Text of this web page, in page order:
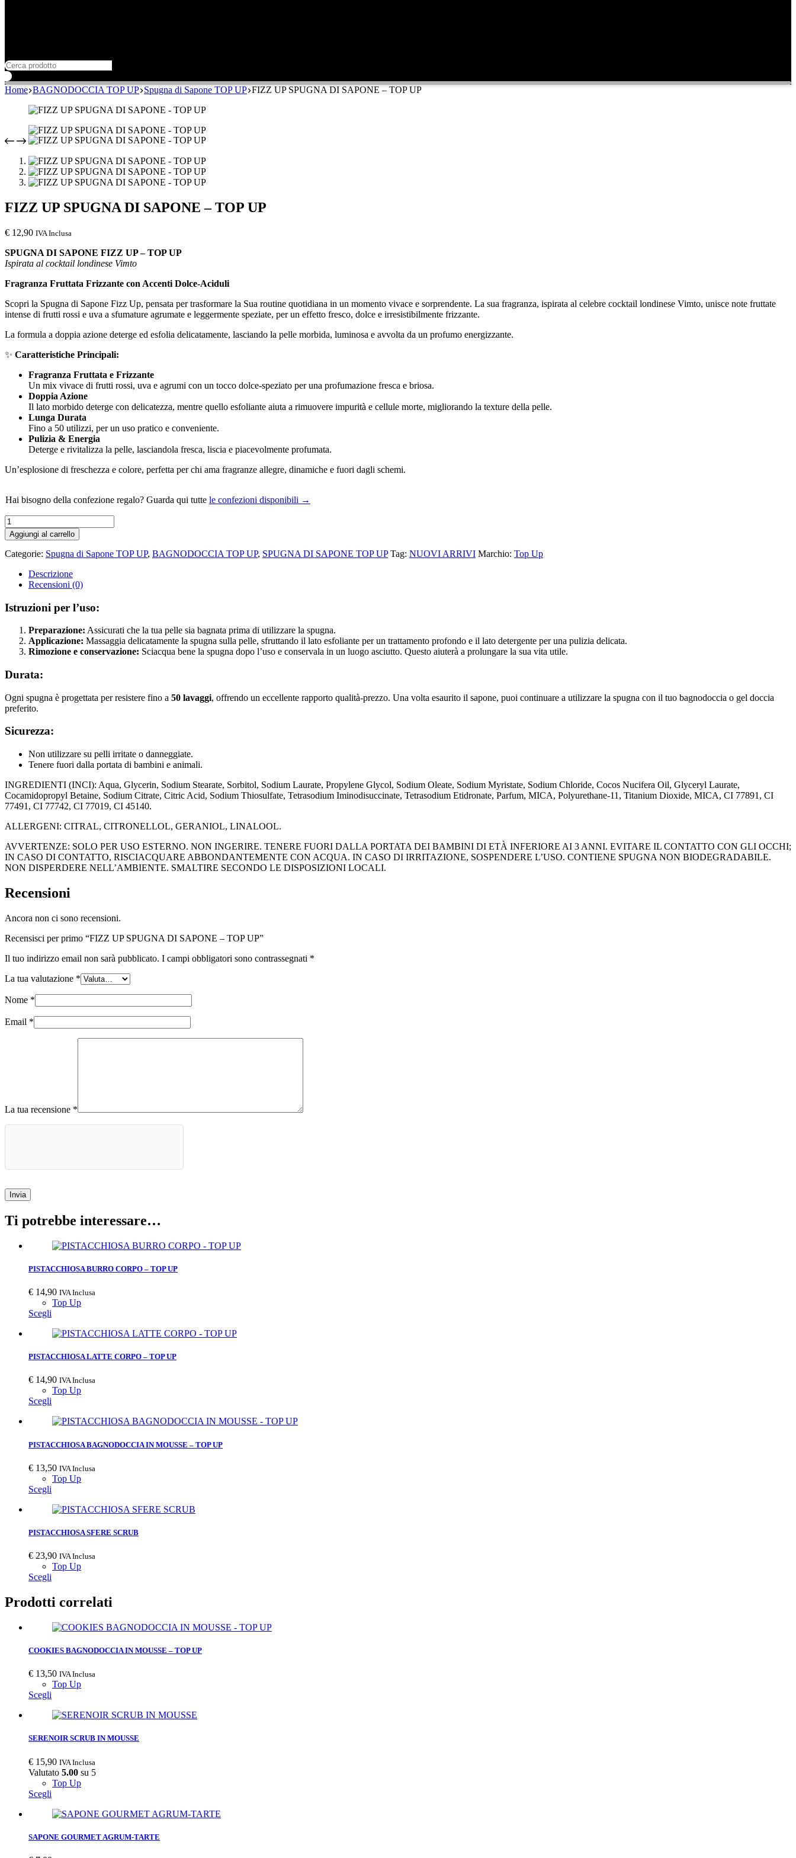
Home BAGNODOCCIA TOP UP Spugna di Sapone TOP UP FIZZ UP SPUGNA DI SAPONE – TOP UP
FIZZ UP SPUGNA DI SAPONE – TOP UP
€ 12,90 IVA Inclusa
SPUGNA DI SAPONE FIZZ UP – TOP UP
Ispirata al cocktail londinese Vimto
Fragranza Fruttata Frizzante con Accenti Dolce-Aciduli
Scopri la Spugna di Sapone Fizz Up, pensata per trasformare la Sua routine quotidiana in un momento vivace e sorprendente. La sua fragranza, ispirata al celebre cocktail londinese Vimto, unisce note fruttate
intense di frutti rossi e uva a sfumature agrumate e leggermente speziate, per un effetto fresco, dolce e irresistibilmente frizzante.
La formula a doppia azione deterge ed esfolia delicatamente, lasciando la pelle morbida, luminosa e avvolta da un profumo energizzante.
✨ Caratteristiche Principali:
Fragranza Fruttata e Frizzante
Un mix vivace di frutti rossi, uva e agrumi con un tocco dolce-speziato per una profumazione fresca e briosa.
Doppia Azione
Il lato morbido deterge con delicatezza, mentre quello esfoliante aiuta a rimuovere impurità e cellule morte, migliorando la texture della pelle.
Lunga Durata
Fino a 50 utilizzi, per un uso pratico e conveniente.
Pulizia & Energia
Deterge e rivitalizza la pelle, lasciandola fresca, liscia e piacevolmente profumata.
Un’esplosione di freschezza e colore, perfetta per chi ama fragranze allegre, dinamiche e fuori dagli schemi.
Hai bisogno della confezione regalo? Guarda qui tutte le confezioni disponibili →
FIZZ
UP
SPUGNA
DI
TOP
quantità
Aggiungi al carrello
Categorie: Spugna di Sapone TOP UP, BAGNODOCCIA TOP UP, SPUGNA DI SAPONE TOP UP Tag: NUOVI ARRIVI Marchio: Top Up
Descrizione
Recensioni (0)
Istruzioni per l’uso:
Preparazione: Assicurati che la tua pelle sia bagnata prima di utilizzare la spugna.
Applicazione: Massaggia delicatamente la spugna sulla pelle, sfruttando il lato esfoliante per un trattamento profondo e il lato detergente per una pulizia delicata.
Rimozione e conservazione: Sciacqua bene la spugna dopo l’uso e conservala in un luogo asciutto. Questo aiuterà a prolungare la sua vita utile.
Durata:
Ogni spugna è progettata per resistere fino a 50 lavaggi, offrendo un eccellente rapporto qualità-prezzo. Una volta esaurito il sapone, puoi continuare a utilizzare la spugna con il tuo bagnodoccia o gel doccia
preferito.
Sicurezza:
Non utilizzare su pelli irritate o danneggiate.
Tenere fuori dalla portata di bambini e animali.
INGREDIENTI (INCI): Aqua, Glycerin, Sodium Stearate, Sorbitol, Sodium Laurate, Propylene Glycol, Sodium Oleate, Sodium Myristate, Sodium Chloride, Cocos Nucifera Oil, Glyceryl Laurate,
Cocamidopropyl Betaine, Sodium Citrate, Citric Acid, Sodium Thiosulfate, Tetrasodium Iminodisuccinate, Tetrasodium Etidronate, Parfum, MICA, Polyurethane-11, Titanium Dioxide, MICA, CI 77891, CI
77491, CI 77742, CI 77019, CI 45140.
ALLERGENI: CITRAL, CITRONELLOL, GERANIOL, LINALOOL.
AVVERTENZE: SOLO PER USO ESTERNO. NON INGERIRE. TENERE FUORI DALLA PORTATA DEI BAMBINI DI ETÀ INFERIORE AI 3 ANNI. EVITARE IL CONTATTO CON GLI OCCHI;
IN CASO DI CONTATTO, RISCIACQUARE ABBONDANTEMENTE CON ACQUA. IN CASO DI IRRITAZIONE, SOSPENDERE L’USO. CONTIENE SPUGNA NON BIODEGRADABILE.
NON DISPERDERE NELL’AMBIENTE. SMALTIRE SECONDO LE DISPOSIZIONI LOCALI.
Recensioni
Ancora non ci sono recensioni.
Recensisci per primo “FIZZ UP SPUGNA DI SAPONE – TOP UP”
Il tuo indirizzo email non sarà pubblicato. I campi obbligatori sono contrassegnati *
La tua valutazione *
Nome *
Email *
La tua recensione *
Invia
Ti potrebbe interessare…
PISTACCHIOSA BURRO CORPO – TOP UP
€ 14,90 IVA Inclusa
Top Up
Scegli
PISTACCHIOSA LATTE CORPO – TOP UP
€ 14,90 IVA Inclusa
Top Up
Scegli
PISTACCHIOSA BAGNODOCCIA IN MOUSSE – TOP UP
€ 13,50 IVA Inclusa
Top Up
Scegli
PISTACCHIOSA SFERE SCRUB
€ 23,90 IVA Inclusa
Top Up
Scegli
Prodotti correlati
COOKIES BAGNODOCCIA IN MOUSSE – TOP UP
€ 13,50 IVA Inclusa
Top Up
Scegli
SERENOIR SCRUB IN MOUSSE
€ 15,90 IVA Inclusa
Valutato 5.00 su 5
Top Up
Scegli
SAPONE GOURMET AGRUM-TARTE